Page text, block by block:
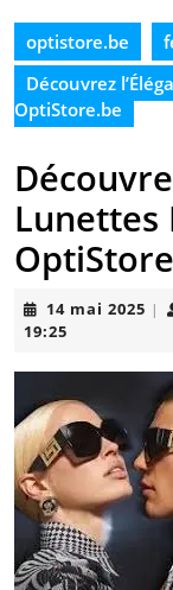
optistore.be
Découvrez
OptiStore.be
Lunettes
14 mai 2025 14|
19:25